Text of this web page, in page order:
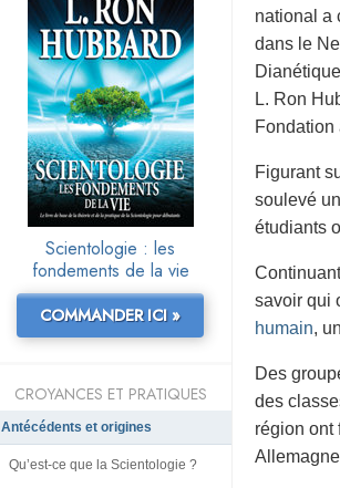
national a
dans le
L. Ron
Fondation
Figurant
soulevé
étudiants
savoir qui
humain,
Des
des
région ont
Scientologie : les
fondements de la vie
COMMANDER ICI »
CROYANCES ET PRATIQUES
Antécédents et origines
Qu’est-ce que la Scientologie ?